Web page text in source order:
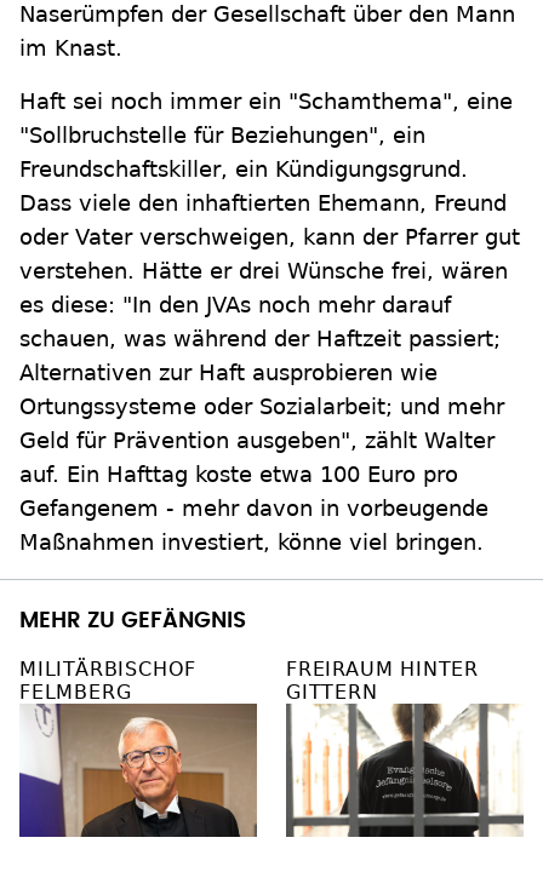
Naserümpfen der Gesellschaft über den Mann
im Knast.
Haft sei noch immer ein "Schamthema", eine
"Sollbruchstelle für Beziehungen", ein
Freundschaftskiller, ein Kündigungsgrund.
Dass viele den inhaftierten Ehemann, Freund
oder Vater verschweigen, kann der Pfarrer gut
verstehen. Hätte er drei Wünsche frei, wären
es diese: "In den JVAs noch mehr darauf
schauen, was während der Haftzeit passiert;
Alternativen zur Haft ausprobieren wie
Ortungssysteme oder Sozialarbeit; und mehr
Geld für Prävention ausgeben", zählt Walter
auf. Ein Hafttag koste etwa 100 Euro pro
Gefangenem - mehr davon in vorbeugende
Maßnahmen investiert, könne viel bringen.
MEHR ZU GEFÄNGNIS
MILITÄRBISCHOF
FELMBERG
FREIRAUM HINTER
GITTERN